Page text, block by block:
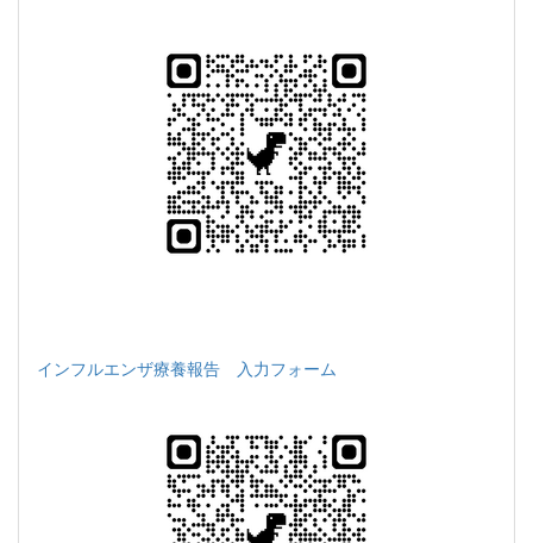
インフルエンザ療養報告 入力フォーム